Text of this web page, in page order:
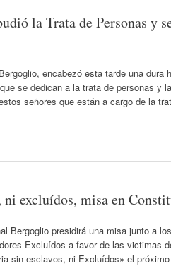
la Trata de Personas y
encabezó esta tarde una dura
se dedican a la trata de personas y
señores que están a cargo de la
ni excluídos, misa en
Bergoglio presidirá una misa junto a
Excluídos a favor de las victimas
sin esclavos, ni Excluídos» el